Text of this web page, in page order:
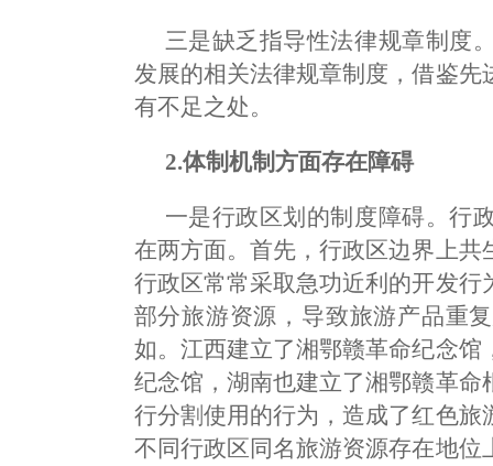
三是缺乏指导性法律规章制度
发展的相关法律规章制度，借鉴
有不足之处。
2.体制机制方面存在障碍
一是行政区划的制度障碍。行
在两方面。首先，行政区边界上
行政区常常采取急功近利的开发
部分旅游资源，导致旅游产品重
如。江西建立了湘鄂赣革命纪念
纪念馆，湖南也建立了湘鄂赣革
行分割使用的行为，造成了红色
不同行政区同名旅游资源存在地